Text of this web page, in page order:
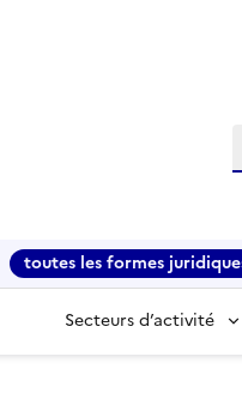
toutes les formes
Secteurs d’activité